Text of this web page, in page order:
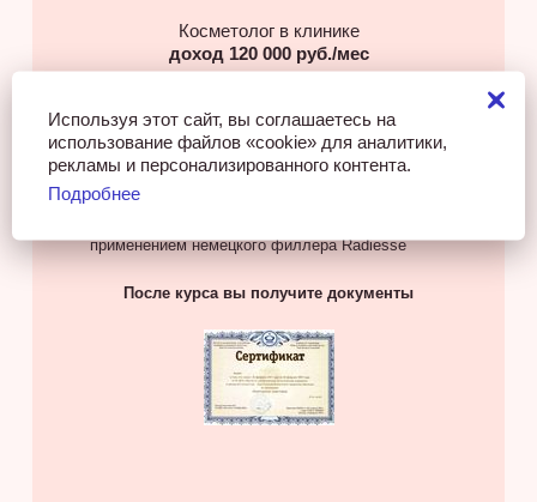
Косметолог в клинике
доход 120 000 руб./мес
Ключевые навыки
применением немецкого филлера Radiesse
После курса вы получите документы
Используя этот сайт, вы соглашаетесь на
использование файлов «cookie» для аналитики,
рекламы и персонализированного контента.
Подробнее